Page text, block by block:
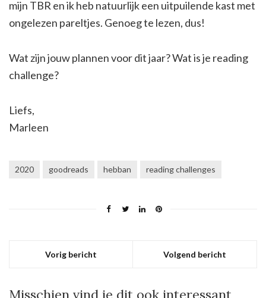
mijn TBR en ik heb natuurlijk een uitpuilende kast met
ongelezen pareltjes. Genoeg te lezen, dus!
Wat zijn jouw plannen voor dit jaar? Wat is je reading
challenge?
Liefs,
Marleen
2020 goodreads hebban reading challenges
Vorig bericht Volgend bericht
Misschien vind je dit ook interessant